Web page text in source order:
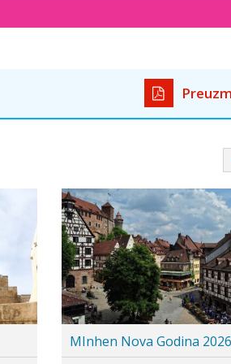
Cenovnik je
u pripremi
St. Peterburg i Moskva
20...